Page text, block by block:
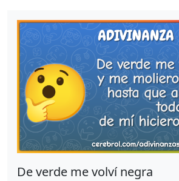
De verde me volví negra